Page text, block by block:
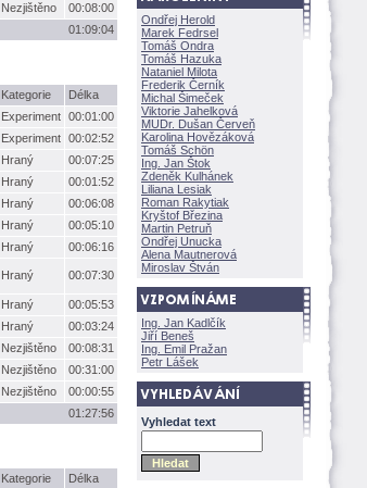
Nezjištěno
00:08:00
01:09:04
Kategorie
Délka
Experiment 00:01:00
Experiment 00:02:52
Hraný
00:07:25
Hraný
00:01:52
Hraný
00:06:08
Hraný
00:05:10
Hraný 00:06:16
Hraný 00:07:30
Hraný
00:05:53
Hraný
00:03:24
Nezjištěno
00:08:31
Nezjištěno
00:31:00
Nezjištěno
00:00:55
01:27:56
Kategorie Délka
Ondřej Herold
Marek Fedrsel
Tomáš Ondra
Tomáš Hazuka
Nataniel Milota
Frederik Černík
Michal Šimeček
Viktorie Jahelkov
MUDr. Dušan Červeň
Karolina Hovězákov
Tomáš Schön
Ing. Jan Štok
Zdeněk Kulhánek
Liliana Lesiak
Roman Rakytiak
Kryštof Březina
Martin Petruň
Ondřej Unucka
Alena Mautnerov
Miroslav Štván
Ing. Jan Kadlčík
Jiří Bene
Ing. Emil Pražan
Petr Lášek
Vyhledat text